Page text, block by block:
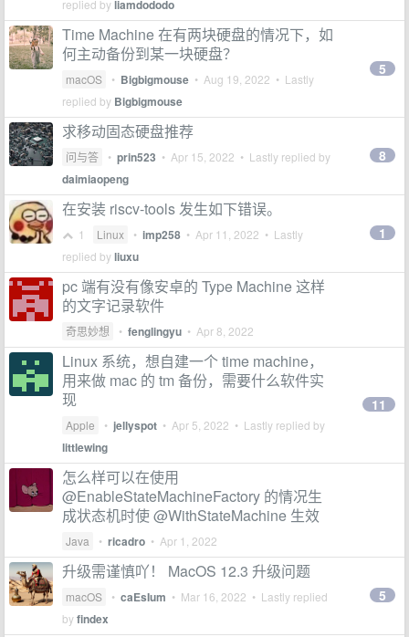
replied byliamdododo
Time Machine 在有两块硬盘的情况下，如
何主动备份到某一块硬盘？
macOS • Bigbigmouse • Aug 19, 2022 • Lastly
replied by Bigbigmouse
5
求移动固态硬盘推荐
问与答 • prin523 • Apr 15, 2022 • Lastly replied by
daimiaopeng
8
在安装 riscv-tools 发生如下错误。
1 Linux • imp258 • Apr 11, 2022 • Lastly
replied byliuxu
1
pc 端有没有像安卓的 Type Machine 这样
的文字记录软件
奇思妙想 • fenglingyu • Apr 8, 2022
Linux 系统，想自建一个 time machine，
用来做 mac 的 tm 备份，需要什么软件实
现
Apple • jellyspot • Apr 5, 2022 • Lastly replied by
littlewing
11
怎么样可以在使用
@EnableStateMachineFactory 的情况生
成状态机时使 @WithStateMachine 生效
Java • ricadro • Apr 1, 2022
升级需谨慎吖！ MacOS 12.3 升级问题
macOS • caEsIum • Mar 16, 2022 • Lastly replied
byfindex
5